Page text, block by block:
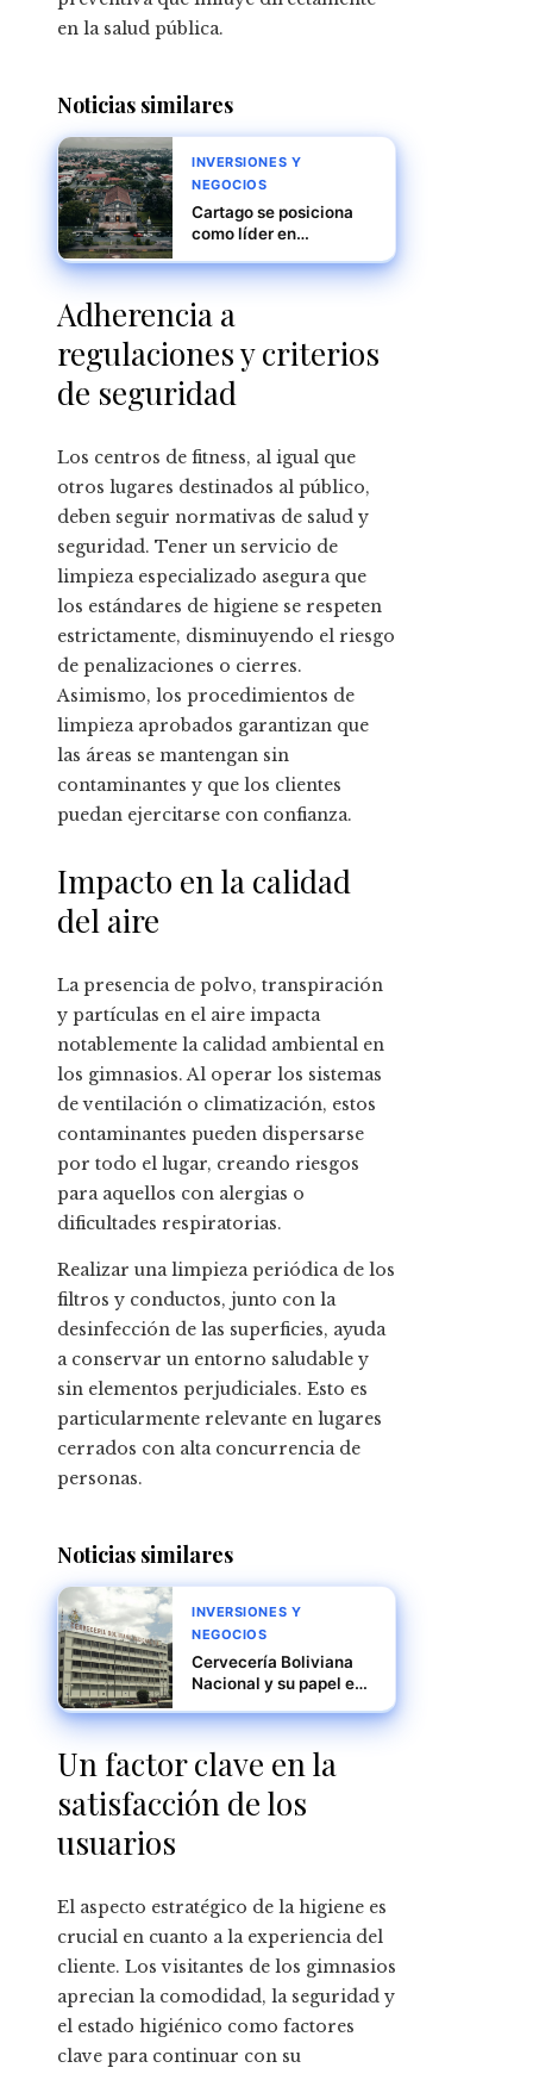
en la salud pública.
Noticias similares
INVERSIONES Y
NEGOCIOS
Cartago se posiciona
como líder en
desarrollo sostenible
Adherencia a
regulaciones y criterios
de seguridad
Los centros de fitness, al igual que
otros lugares destinados al público,
deben seguir normativas de salud y
seguridad. Tener un servicio de
limpieza especializado asegura que
los estándares de higiene se respeten
estrictamente, disminuyendo el riesgo
de penalizaciones o cierres.
Asimismo, los procedimientos de
limpieza aprobados garantizan que
las áreas se mantengan sin
contaminantes y que los clientes
puedan ejercitarse con confianza.
Impacto en la calidad
del aire
La presencia de polvo, transpiración
y partículas en el aire impacta
notablemente la calidad ambiental en
los gimnasios. Al operar los sistemas
de ventilación o climatización, estos
contaminantes pueden dispersarse
por todo el lugar, creando riesgos
para aquellos con alergias o
dificultades respiratorias.
Realizar una limpieza periódica de los
filtros y conductos, junto con la
desinfección de las superficies, ayuda
a conservar un entorno saludable y
sin elementos perjudiciales. Esto es
particularmente relevante en lugares
cerrados con alta concurrencia de
personas.
Noticias similares
INVERSIONES Y
NEGOCIOS
Cervecería Boliviana
Nacional y su papel en
industria boliviana
Un factor clave en la
satisfacción de los
usuarios
El aspecto estratégico de la higiene es
crucial en cuanto a la experiencia del
cliente. Los visitantes de los gimnasios
aprecian la comodidad, la seguridad y
el estado higiénico como factores
clave para continuar con su